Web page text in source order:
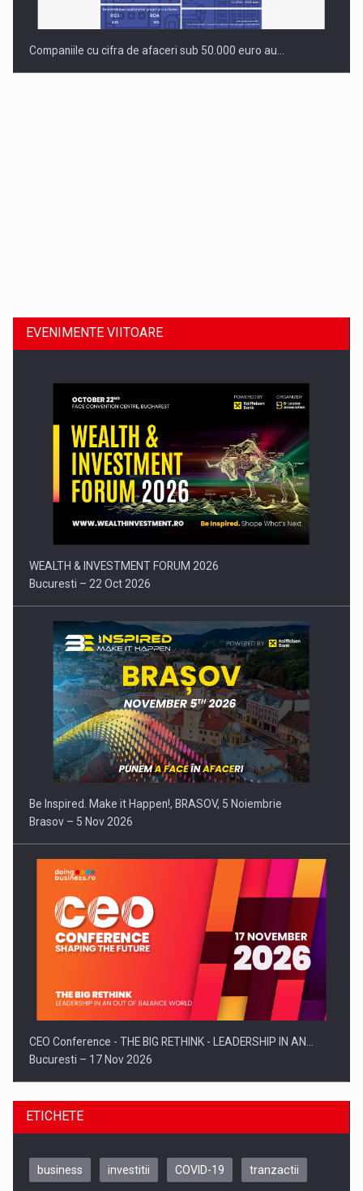
Companiile cu cifra de afaceri sub 50.000 euro au…
Comunicat de presa: Joburile part-time reincep sa intre pe…
EVENIMENTE VIITOARE
WEALTH & INVESTMENT FORUM 2026
Bucuresti – 22 Oct 2026
Be Inspired. Make it Happen!, BRASOV, 5 Noiembrie
Brasov – 5 Nov 2026
CEO Conference - THE BIG RETHINK - LEADERSHIP IN AN…
Bucuresti – 17 Nov 2026
ETICHETE
business investitii COVID-19 tranzactii